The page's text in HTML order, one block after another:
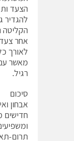
הצעד
להגדיר
הקליטה
אחר
לאורך
רגיל.
סיכום
חדישים
תרום-